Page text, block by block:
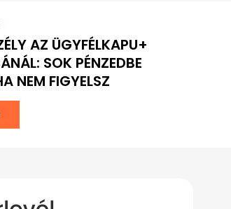
AZ ÜGYFÉLKAPU+
SOK PÉNZEDBE
NEM FIGYELSZ